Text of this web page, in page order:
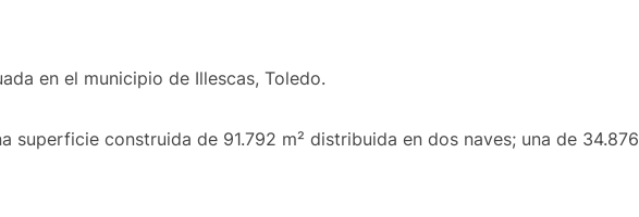
en el municipio de Illescas, Toledo.
superficie construida de 91.792 m² distribuida en dos naves; una de 34.876